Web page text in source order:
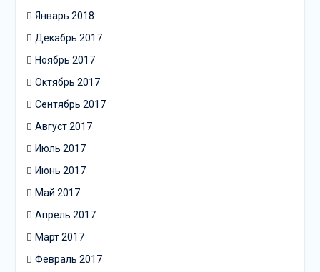
Январь 2018
Декабрь 2017
Ноябрь 2017
Октябрь 2017
Сентябрь 2017
Август 2017
Июль 2017
Июнь 2017
Май 2017
Апрель 2017
Март 2017
Февраль 2017